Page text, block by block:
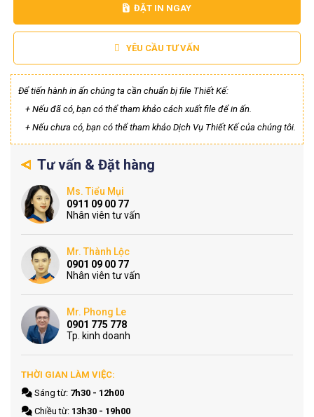
ĐẶT IN NGAY
YÊU CẦU TƯ VẤN
Để tiến hành in ấn chúng ta cần chuẩn bị file Thiết Kế:
+ Nếu đã có, bạn có thể tham khảo cách xuất file để in ấn.
+ Nếu chưa có, bạn có thể tham khảo Dịch Vụ Thiết Kế của chúng tôi.
Tư vấn & Đặt hàng
Ms. Tiểu Mụi
0911 09 00 77
Nhân viên tư vấn
Mr. Thành Lộc
0901 09 00 77
Nhân viên tư vấn
Mr. Phong Le
0901 775 778
Tp. kinh doanh
THỜI GIAN LÀM VIỆC:
Sáng từ: 7h30 - 12h00
Chiều từ: 13h30 - 19h00